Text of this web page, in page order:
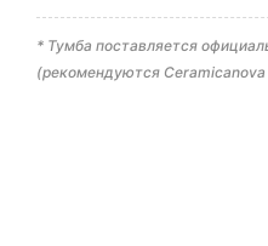
* Тумба поставляется
(рекомендуются Ceramicanova